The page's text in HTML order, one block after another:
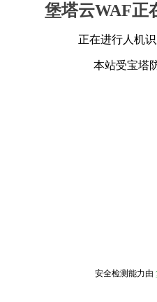
堡塔云WAF正
正在进行人机
本站受宝塔
安全检测能力由